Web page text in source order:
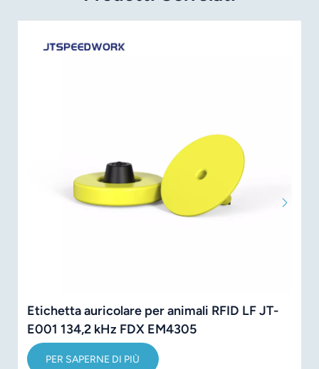
Etichetta auricolare per animali RFID LF JT-
E001 134,2 kHz FDX EM4305
PER SAPERNE DI PIÙ